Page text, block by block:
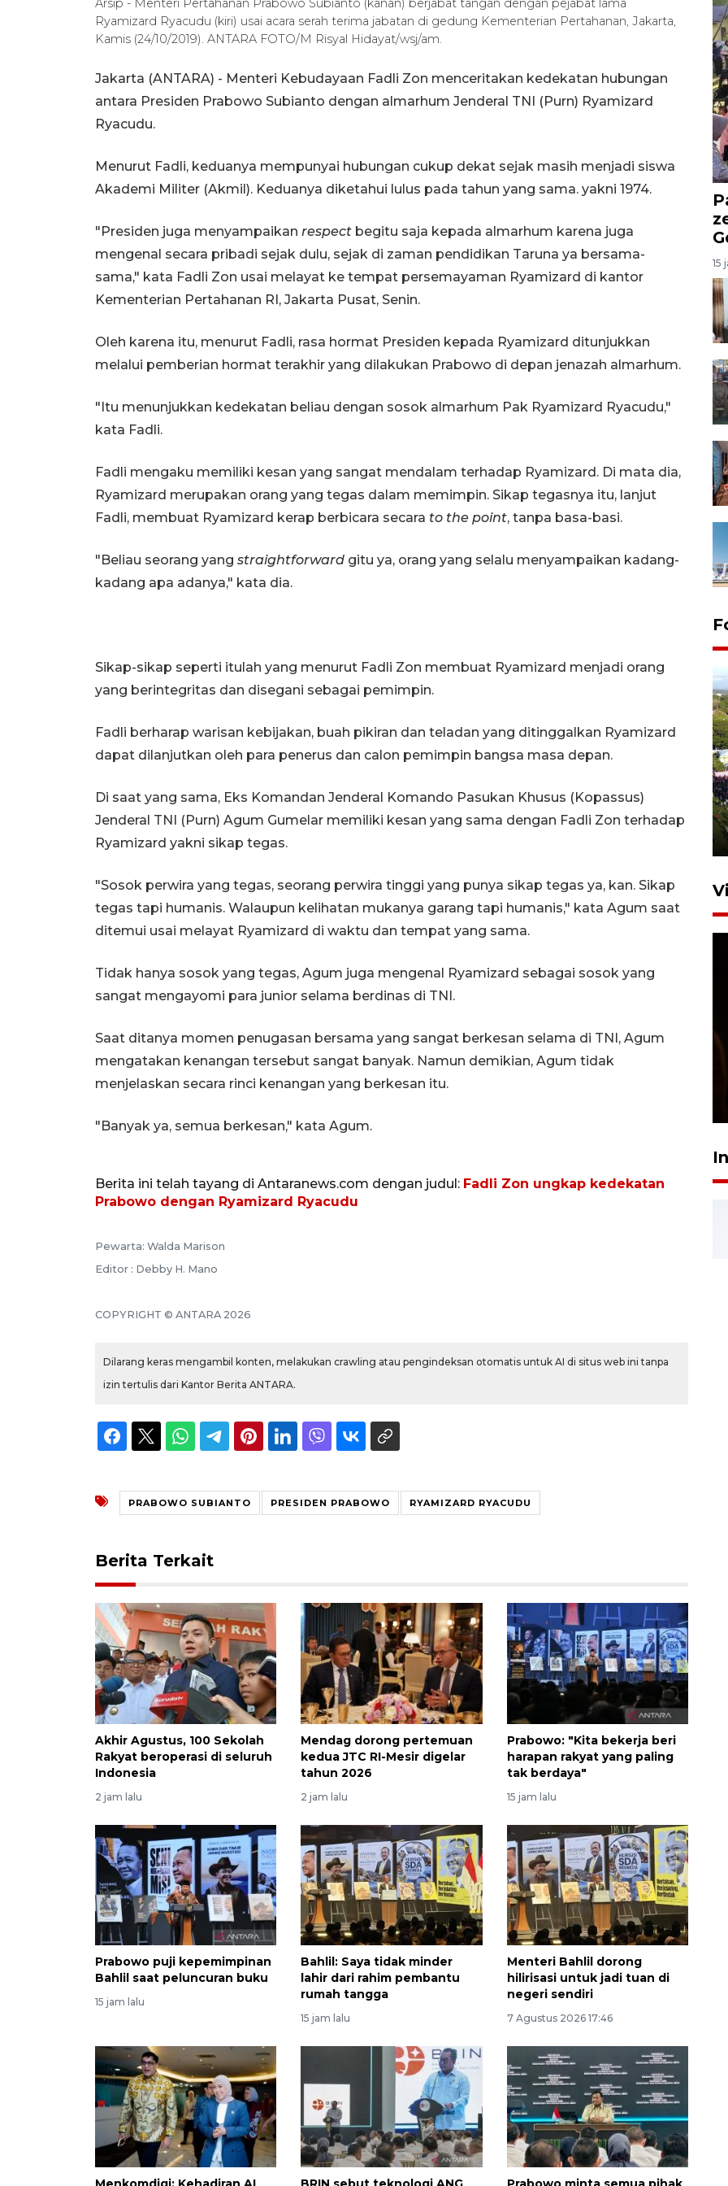
Arsip - Menteri Pertahanan Prabowo Subianto (kanan) berjabat tangan dengan pejabat lama
Ryamizard Ryacudu (kiri) usai acara serah terima jabatan di gedung Kementerian Pertahanan, Jakarta,
Kamis (24/10/2019). ANTARA FOTO/M Risyal Hidayat/wsj/am.
Jakarta (ANTARA) - Menteri Kebudayaan Fadli Zon menceritakan kedekatan hubungan
antara Presiden Prabowo Subianto dengan almarhum Jenderal TNI (Purn) Ryamizard
Ryacudu.
Menurut Fadli, keduanya mempunyai hubungan cukup dekat sejak masih menjadi siswa
Akademi Militer (Akmil). Keduanya diketahui lulus pada tahun yang sama. yakni 1974.
"Presiden juga menyampaikan respect begitu saja kepada almarhum karena juga
mengenal secara pribadi sejak dulu, sejak di zaman pendidikan Taruna ya bersama-
sama," kata Fadli Zon usai melayat ke tempat persemayaman Ryamizard di kantor
Kementerian Pertahanan RI, Jakarta Pusat, Senin.
Oleh karena itu, menurut Fadli, rasa hormat Presiden kepada Ryamizard ditunjukkan
melalui pemberian hormat terakhir yang dilakukan Prabowo di depan jenazah almarhum.
"Itu menunjukkan kedekatan beliau dengan sosok almarhum Pak Ryamizard Ryacudu,"
kata Fadli.
Fadli mengaku memiliki kesan yang sangat mendalam terhadap Ryamizard. Di mata dia,
Ryamizard merupakan orang yang tegas dalam memimpin. Sikap tegasnya itu, lanjut
Fadli, membuat Ryamizard kerap berbicara secara to the point, tanpa basa-basi.
"Beliau seorang yang straightforward gitu ya, orang yang selalu menyampaikan kadang-
kadang apa adanya," kata dia.
Sikap-sikap seperti itulah yang menurut Fadli Zon membuat Ryamizard menjadi orang
yang berintegritas dan disegani sebagai pemimpin.
Fadli berharap warisan kebijakan, buah pikiran dan teladan yang ditinggalkan Ryamizard
dapat dilanjutkan oleh para penerus dan calon pemimpin bangsa masa depan.
Di saat yang sama, Eks Komandan Jenderal Komando Pasukan Khusus (Kopassus)
Jenderal TNI (Purn) Agum Gumelar memiliki kesan yang sama dengan Fadli Zon terhadap
Ryamizard yakni sikap tegas.
"Sosok perwira yang tegas, seorang perwira tinggi yang punya sikap tegas ya, kan. Sikap
tegas tapi humanis. Walaupun kelihatan mukanya garang tapi humanis," kata Agum saat
ditemui usai melayat Ryamizard di waktu dan tempat yang sama.
Tidak hanya sosok yang tegas, Agum juga mengenal Ryamizard sebagai sosok yang
sangat mengayomi para junior selama berdinas di TNI.
Saat ditanya momen penugasan bersama yang sangat berkesan selama di TNI, Agum
mengatakan kenangan tersebut sangat banyak. Namun demikian, Agum tidak
menjelaskan secara rinci kenangan yang berkesan itu.
"Banyak ya, semua berkesan," kata Agum.
Berita ini telah tayang di Antaranews.com dengan judul: Fadli Zon ungkap kedekatan
Prabowo dengan Ryamizard Ryacudu
Pewarta: Walda Marison
Editor : Debby H. Mano
COPYRIGHT © ANTARA 2026
Dilarang keras mengambil konten, melakukan crawling atau pengindeksan otomatis untuk AI di situs web ini tanpa
izin tertulis dari Kantor Berita ANTARA.
PRABOWO SUBIANTO PRESIDEN PRABOWO RYAMIZARD RYACUDU
Berita Terkait
Akhir Agustus, 100 Sekolah
Rakyat beroperasi di seluruh
Indonesia
2 jam lalu
Mendag dorong pertemuan
kedua JTC RI-Mesir digelar
tahun 2026
2 jam lalu
Prabowo: "Kita bekerja beri
harapan rakyat yang paling
tak berdaya"
15 jam lalu
Prabowo puji kepemimpinan
Bahlil saat peluncuran buku
15 jam lalu
Bahlil: Saya tidak minder
lahir dari rahim pembantu
rumah tangga
15 jam lalu
Menteri Bahlil dorong
hilirisasi untuk jadi tuan di
negeri sendiri
7 Agustus 2026 17:46
15
REPUBLIK INDONESIA DI
GORONTALO
SPPG di Gorontalo jaga
kandungan gizi paket MBG
Ramadhan
160 ribu sambungan baru
jaringan gas 2026
2026-08-07 18:00:00